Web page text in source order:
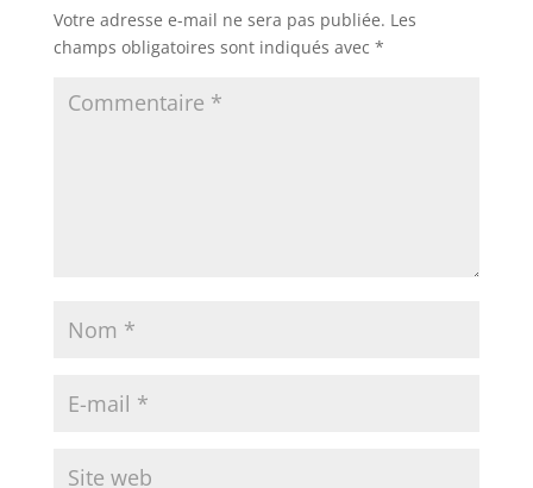
Votre adresse e-mail ne sera pas publiée. Les
champs obligatoires sont indiqués avec *